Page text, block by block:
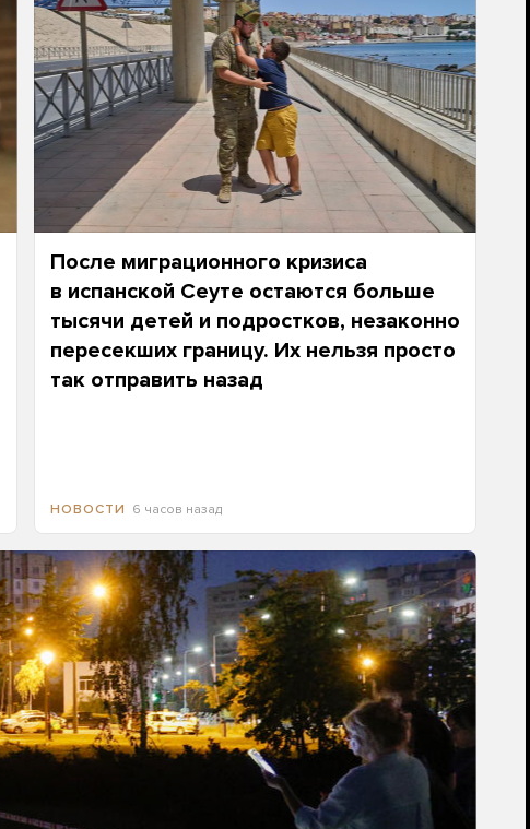
После миграционного кризиса
в испанской Сеуте остаются больше
тысячи детей и подростков, незаконно
пересекших границу. Их нельзя просто
так отправить назад
НОВОСТИ 6 часов назад